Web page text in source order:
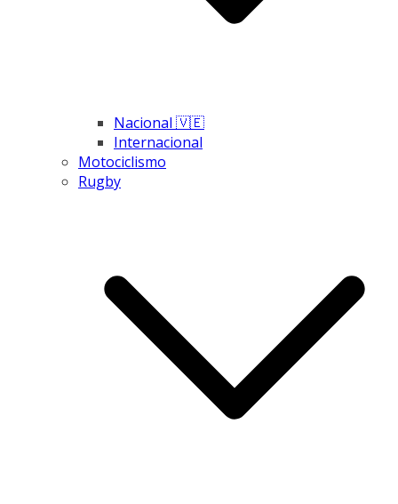
Nacional 🇻🇪
Internacional
Motociclismo
Rugby